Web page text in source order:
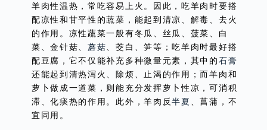
羊肉性温热，常吃容易上火。因此，吃羊肉时要搭
配凉性和甘平性的蔬菜，能起到清凉、解毒、去火
的作用。凉性蔬菜一般有冬瓜、丝瓜、菠菜、白
菜、金针菇、蘑菇、茭白、笋等；吃羊肉时最好搭
配豆腐，它不仅能补充多种微量元素，其中的 石膏
还能起到清热泻火、除烦、止渴的作用；而羊肉和
萝卜做成一道菜，则能充分发挥萝卜性凉，可消积
滞、化痰热的作用。此外，羊肉反半夏 、菖蒲，不
宜同用。